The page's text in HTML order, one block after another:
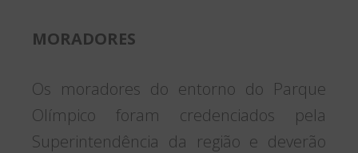
MORADORES
Os moradores do entorno do Parque
Olímpico foram credenciados pela
Superintendência da região e deverão